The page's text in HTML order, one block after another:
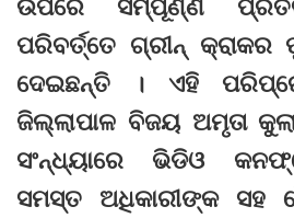
ପରିବର୍ତ୍ତେ ଗ୍ରୀନ୍
ଦେଇଛନ୍ତି । ଏହି
ଜିଲ୍ଲାପାଳ ବିଜୟ ଅମୃତା
ସଂନ୍ଧ୍ୟାରେ ଭିଡିଓ
ସମସ୍ତ ଅଧିକାରୀଙ୍କ ସହ